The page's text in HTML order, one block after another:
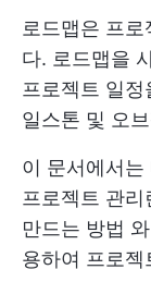
로드맵은 프
다. 로드맵을
프로젝트 일
일스톤 및 오
이 문서에서
프로젝트 관
만드는 방법 와
용하여 프로